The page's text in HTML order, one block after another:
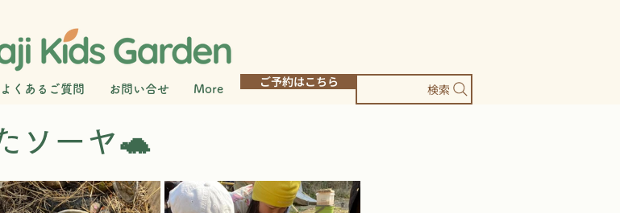
よくあるご質問 お問い合せ More ご予約はこちら 検索
ソーヤ🐢